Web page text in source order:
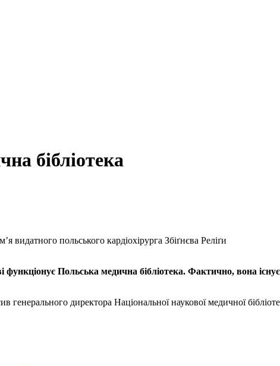
бібліотека
видатного польського кардіохірурга Збіґнєва Реліґи
Польська медична бібліотека. Фактично, вона
директора Національної наукової медичної